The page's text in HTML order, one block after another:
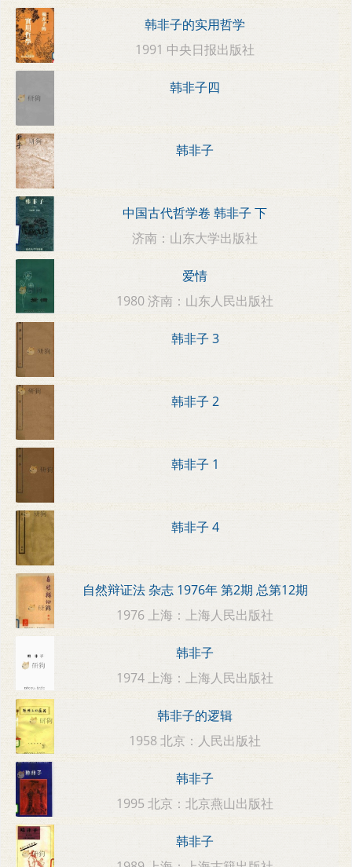
韩非子的实用哲学
1991 中央日报出版社
韩非子四
韩非子
中国古代哲学卷 韩非子 下
济南：山东大学出版社
爱情
1980 济南：山东人民出版社
韩非子 3
韩非子 2
韩非子 1
韩非子 4
自然辩证法 杂志 1976年 第2期 总第12期
1976 上海：上海人民出版社
韩非子
1974 上海：上海人民出版社
韩非子的逻辑
1958 北京：人民出版社
韩非子
1995 北京：北京燕山出版社
韩非子